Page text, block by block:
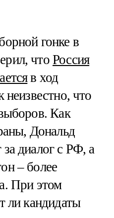
гонке в
чтоРоссия
в ход
неизвестно, что
Как
Дональд
диалог с РФ, а
– более
При этом
ли кандидаты